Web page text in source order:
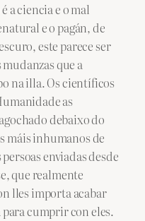
a ciencia e o mal
e o pagán, de
este parece ser
que a
na illa. Os científicos
as
debaixo do
máis inhumanos de
enviadas desde
que realmente
lles importa acabar
para cumprir con eles.